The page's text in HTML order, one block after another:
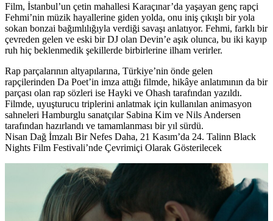
Film, İstanbul’un çetin mahallesi Karaçınar’da yaşayan genç rapçi
Fehmi’nin müzik hayallerine giden yolda, onu iniş çıkışlı bir yola
sokan bonzai bağımlılığıyla verdiği savaşı anlatıyor. Fehmi, farklı bir
çevreden gelen ve eski bir DJ olan Devin’e aşık olunca, bu iki kayıp
ruh hiç beklenmedik şekillerde birbirlerine ilham verirler.
Rap parçalarının altyapılarına, Türkiye’nin önde gelen
rapçilerinden Da Poet’in imza attığı filmde, hikâye anlatımının da bir
parçası olan rap sözleri ise Hayki ve Ohash tarafından yazıldı.
Filmde, uyuşturucu triplerini anlatmak için kullanılan animasyon
sahneleri Hamburglu sanatçılar Sabina Kim ve Nils Andersen
tarafından hazırlandı ve tamamlanması bir yıl sürdü.
Nisan Dağ İmzalı Bir Nefes Daha, 21 Kasım’da 24. Talinn Black
Nights Film Festivali’nde Çevrimiçi Olarak Gösterilecek